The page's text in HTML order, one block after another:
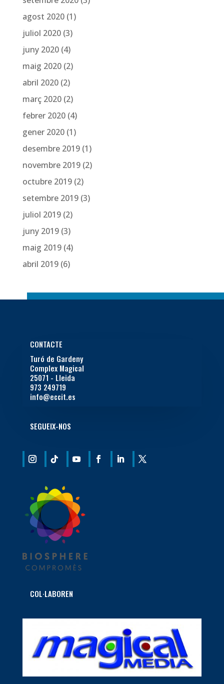
agost 2020(1)
juliol 2020(3)
juny 2020(4)
maig 2020(2)
abril 2020(2)
març 2020(2)
febrer 2020(4)
gener 2020(1)
desembre 2019(1)
novembre 2019(2)
octubre 2019(2)
setembre 2019(3)
juliol 2019(2)
juny 2019(3)
maig 2019(4)
abril 2019(6)
CONTACTE
Turó de Gardeny
Complex Magical
25071 - Lleida
973 249719
info@eccit.es
SEGUEIX-NOS
COL·LABOREN